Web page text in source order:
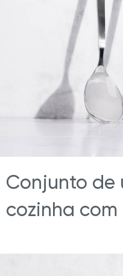
Panelas de Pressão Royal
Conjunto de
cozinha com